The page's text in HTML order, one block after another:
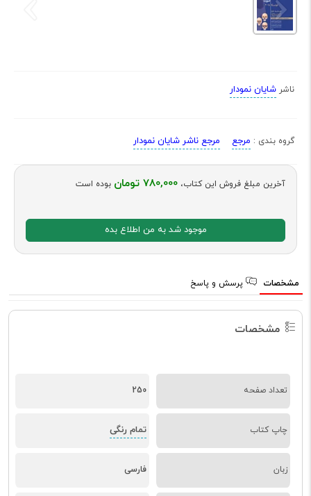
ناشر شایان نمودار
گروه بندی : مرجع مرجع ناشر شایان نمودار
آخرین مبلغ فروش این کتاب، 780,000 تومان بوده است
موجود شد به من اطلاع بده
مشخصات پرسش و پاسخ
مشخصات
تعداد صفحه 250
چاپ کتاب تمام رنگی
زبان فارسی